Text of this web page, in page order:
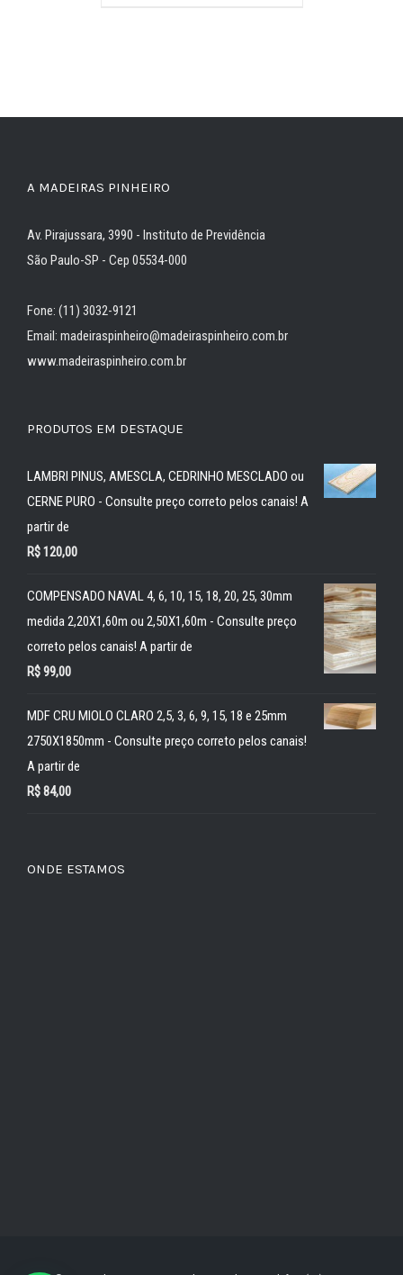
A MADEIRAS PINHEIRO
Av. Pirajussara, 3990 - Instituto de Previdência
São Paulo-SP - Cep 05534-000
Fone: (11) 3032-9121
Email: madeiraspinheiro@madeiraspinheiro.com.br
www.madeiraspinheiro.com.br
PRODUTOS EM DESTAQUE
LAMBRI PINUS, AMESCLA, CEDRINHO MESCLADO ou
CERNE PURO - Consulte preço correto pelos canais! A
partir de
R$120,00
COMPENSADO NAVAL 4, 6, 10, 15, 18, 20, 25, 30mm
medida 2,20X1,60m ou 2,50X1,60m - Consulte preço
correto pelos canais! A partir de
R$99,00
MDF CRU MIOLO CLARO 2,5, 3, 6, 9, 15, 18 e 25mm
2750X1850mm - Consulte preço correto pelos canais!
A partir de
R$84,00
ONDE ESTAMOS